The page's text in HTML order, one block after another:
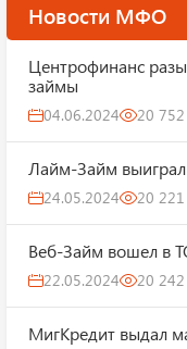
Новости МФО
Центрофинанс
займы
04.06.2024 20 752
Лайм-Займ
24.05.2024 20 221
Веб-Займ вошел в
22.05.2024 20 242
МигКредит выдал